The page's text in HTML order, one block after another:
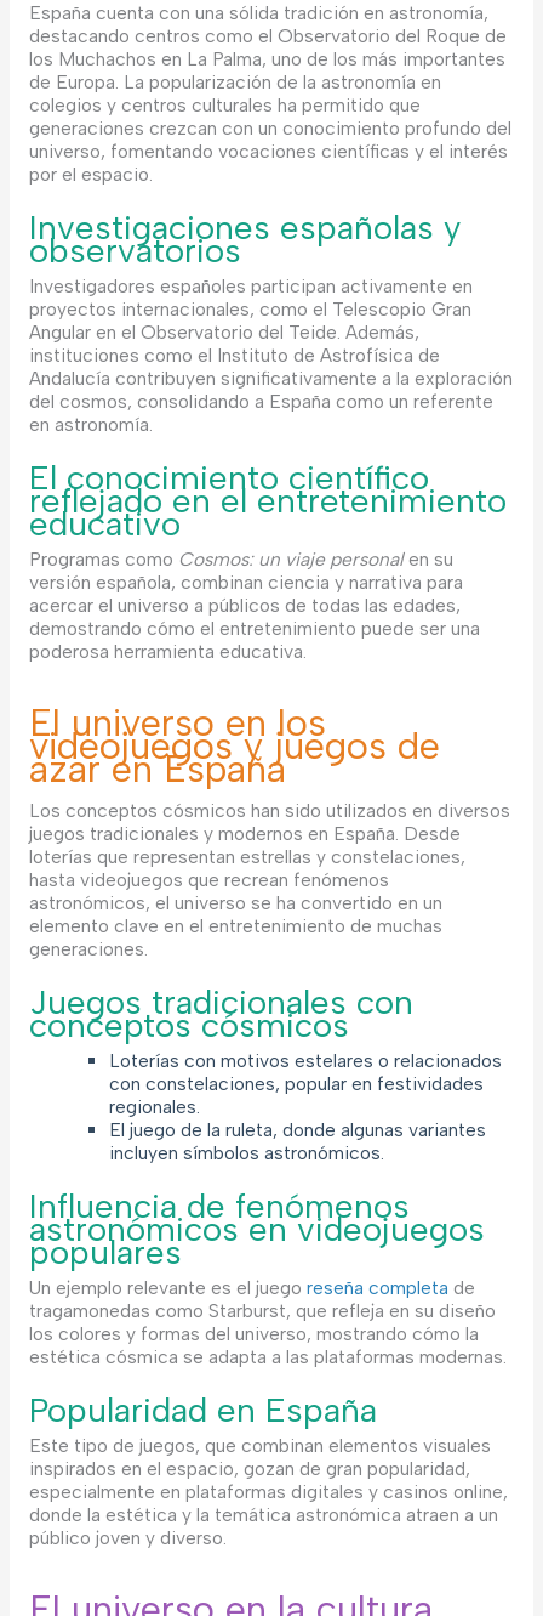
España cuenta con una sólida tradición en astronomía,
destacando centros como el Observatorio del Roque de
los Muchachos en La Palma, uno de los más importantes
de Europa. La popularización de la astronomía en
colegios y centros culturales ha permitido que
generaciones crezcan con un conocimiento profundo del
universo, fomentando vocaciones científicas y el interés
por el espacio.
Investigaciones españolas y
observatorios
Investigadores españoles participan activamente en
proyectos internacionales, como el Telescopio Gran
Angular en el Observatorio del Teide. Además,
instituciones como el Instituto de Astrofísica de
Andalucía contribuyen significativamente a la exploración
del cosmos, consolidando a España como un referente
en astronomía.
El conocimiento científico
reflejado en el entretenimiento
educativo
Programas como Cosmos: un viaje personalen su
versión española, combinan ciencia y narrativa para
acercar el universo a públicos de todas las edades,
demostrando cómo el entretenimiento puede ser una
poderosa herramienta educativa.
El universo en los
videojuegos y juegos de
azar en España
Los conceptos cósmicos han sido utilizados en diversos
juegos tradicionales y modernos en España. Desde
loterías que representan estrellas y constelaciones,
hasta videojuegos que recrean fenómenos
astronómicos, el universo se ha convertido en un
elemento clave en el entretenimiento de muchas
generaciones.
Juegos tradicionales con
conceptos cósmicos
Loterías con motivos estelares o relacionados
con constelaciones, popular en festividades
regionales.
El juego de la ruleta, donde algunas variantes
incluyen símbolos astronómicos.
Influencia de fenómenos
astronómicos en videojuegos
populares
Un ejemplo relevante es el juego reseña completa de
tragamonedas como Starburst, que refleja en su diseño
los colores y formas del universo, mostrando cómo la
estética cósmica se adapta a las plataformas modernas.
Popularidad en España
Este tipo de juegos, que combinan elementos visuales
inspirados en el espacio, gozan de gran popularidad,
especialmente en plataformas digitales y casinos online,
donde la estética y la temática astronómica atraen a un
público joven y diverso.